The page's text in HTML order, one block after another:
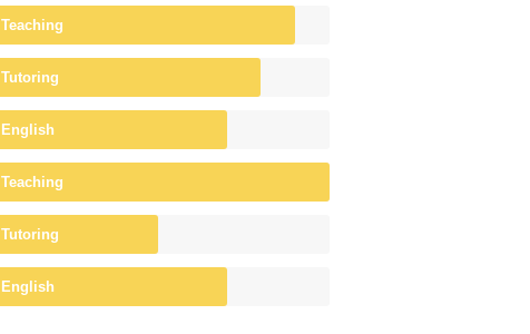
Teaching
Tutoring
English
Teaching
Tutoring
English